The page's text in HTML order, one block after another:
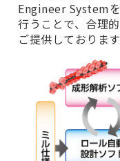
Engineer System
行うことで、合理
ご提供しております